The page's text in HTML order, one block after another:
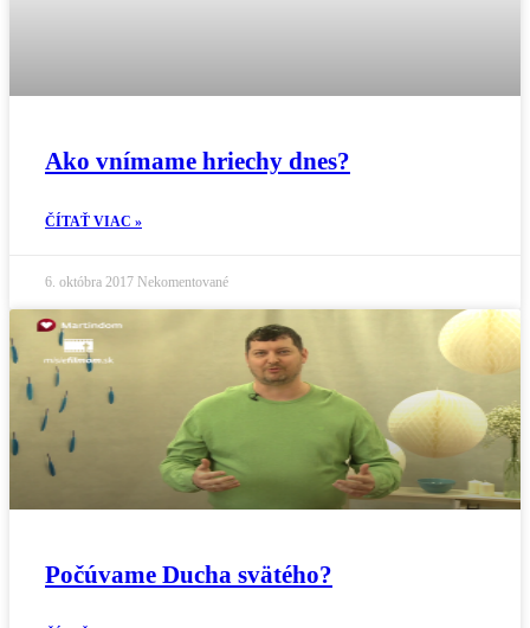
Ako vnímame hriechy dnes?
ČÍTAŤ VIAC »
6. októbra 2017 Nekomentované
Počúvame Ducha svätého?